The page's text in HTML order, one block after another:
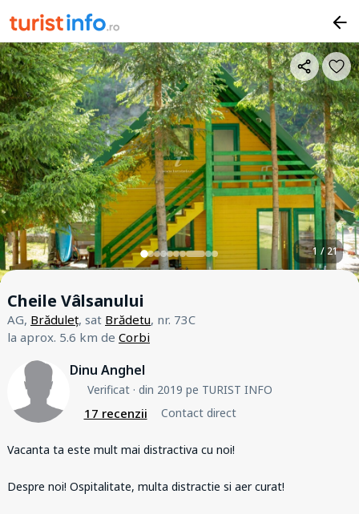
1 / 21
Cheile Vâlsanului
AG, Brăduleț, sat Brădetu, nr. 73C
la aprox. 5.6 km de Corbi
Dinu Anghel
Verificat· din 2019 pe TURIST INFO
17 recenzii Contact direct
Vacanta ta este mult mai distractiva cu noi!
Despre noi! Ospitalitate, multa distractie si aer curat!